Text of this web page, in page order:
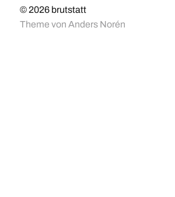
© 2026 brutstatt
Theme von Anders Norén